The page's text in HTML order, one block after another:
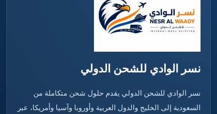
نسر الوادي للشحن الدولي
نسر الوادي للشحن الدولي يقدم حلول شحن متكاملة من
السعودية إلى الخليج والدول العربية وأوروبا وآسيا وأمريكا، عبر